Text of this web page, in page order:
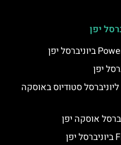
יפן
סטודיוס באוסקה
אוסקה יפן